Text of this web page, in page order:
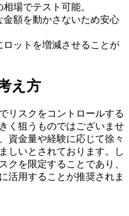
相場でテスト可能。
金額を動かさないため安心
ロットを増減させることが
え方
リスクをコントロールする
く狙うものではございませ
資金量や経験に応じて徐々
しいとされております。し
クを限定することであり、
活用することが推奨されま